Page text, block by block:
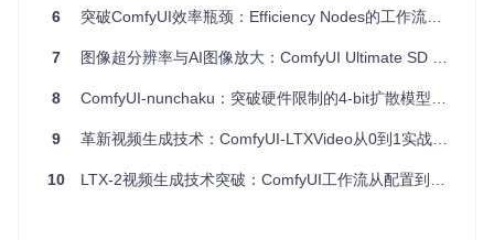
节点执行时间标准差缩小>40%
💡 优化小贴士：使用 --performance-monitor
同时记录系统级GPU利用率（nvidia-smi或rocm-smi），可发
现软件层面无法捕捉的硬件资源争用问题。
二、显存优化：小显存设备的极限突破
2.1 智能模型卸载机制配置
6 突破ComfyUI效率瓶颈：Efficiency Nodes的工作流革新之道
7 图像超分辨率与AI图像放大：ComfyUI Ultimate SD Upscale全攻略
8 ComfyUI-nunchaku：突破硬件限制的4-bit扩散模型推理引擎技术解析
9 革新视频生成技术：ComfyUI-LTXVideo从0到1实战指南
10 LTX-2视频生成技术突破：ComfyUI工作流从配置到优化全指南